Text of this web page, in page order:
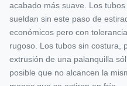
acabado más suave. Los
sueldan sin este paso de
económicos pero con
rugoso. Los tubos sin costura,
extrusión de una palanquilla
posible que no alcancen la